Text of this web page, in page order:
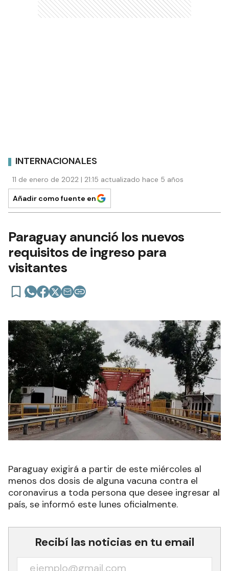
INTERNACIONALES
11 de enero de 2022 | 21:15 actualizado hace 5 años
Añadir como fuente en
Paraguay anunció los nuevos
requisitos de ingreso para
visitantes
Paraguay exigirá a partir de este miércoles al
menos dos dosis de alguna vacuna contra el
coronavirus a toda persona que desee ingresar al
país, se informó este lunes oficialmente.
Recibí las noticias en tu email